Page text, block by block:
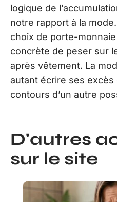
logique de
notre rapport à la mode.
choix de porte-
concrète de peser sur
après vêtement. La
autant écrire ses
contours d’un autre
D'autres
sur le site